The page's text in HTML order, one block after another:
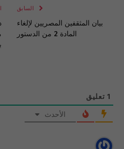
السابق
بيان المثقفين المصريين لإلغاء
المادة 2 من الدستور
1 تعليق
الأحدث